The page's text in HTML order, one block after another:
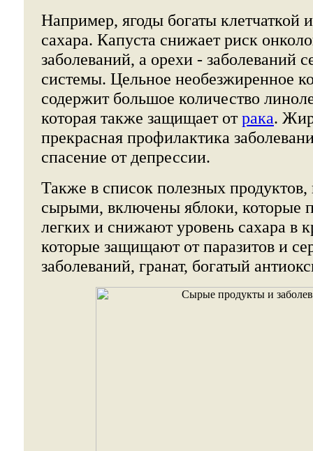
Например, ягоды богаты клетчаткой
сахара. Капуста снижает риск
заболеваний, а орехи - заболеваний
системы. Цельное необезжиренное
содержит большое количество
которая также защищает отрака.
прекрасная профилактика
спасение от депрессии.
Также в список полезных
сырыми, включены яблоки, которые
легких и снижают уровень сахара в
которые защищают от паразитов и
заболеваний, гранат, богатый